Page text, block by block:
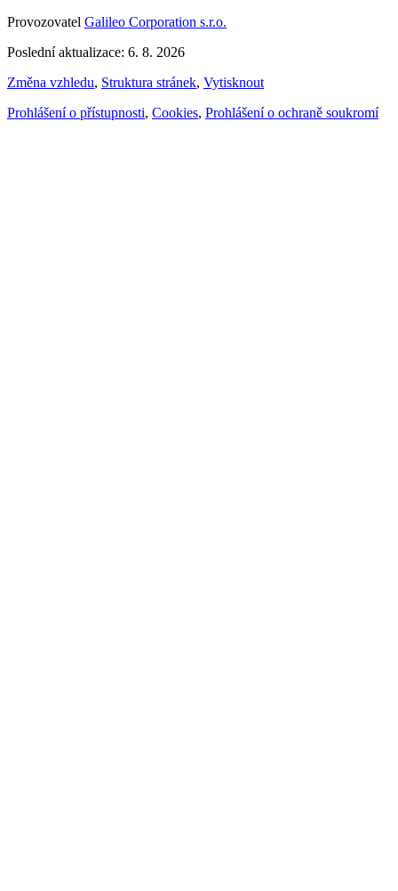
Provozovatel Galileo Corporation s.r.o.
Poslední aktualizace: 6. 8. 2026
Změna vzhledu, Struktura stránek, Vytisknout
Prohlášení o přístupnosti, Cookies, Prohlášení o ochraně soukromí